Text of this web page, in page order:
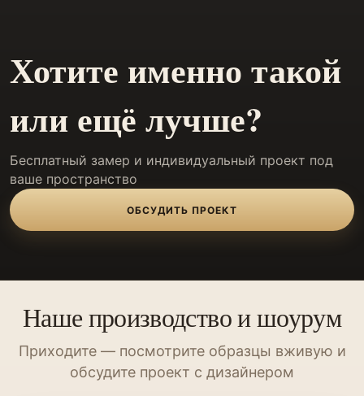
Хотите именно такой
или ещё лучше?
Бесплатный замер и индивидуальный проект под
ваше пространство
ОБСУДИТЬ ПРОЕКТ
Наше производство и шоурум
Приходите — посмотрите образцы вживую и
обсудите проект с дизайнером